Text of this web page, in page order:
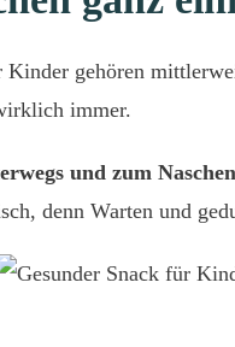
Kinder gehören
immer.
und zum
denn Warten und